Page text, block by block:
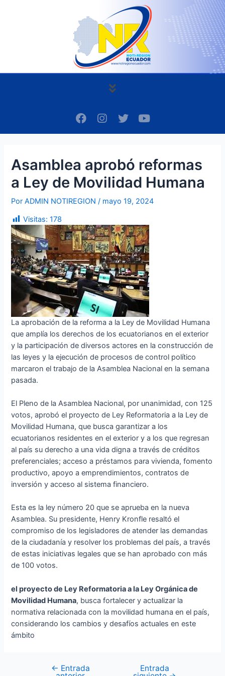
Menú
F
a
c
o
o
k
I
n
s
g
r
a
m
T
w
i
e
r
Y
o
u
b
e
Asamblea aprobó reformas
a Ley de Movilidad Humana
PorADMIN NOTIREGION/ mayo 19, 2024
Visitas: 178
La aprobación de la reforma a la Ley de Movilidad Humana
que amplía los derechos de los ecuatorianos en el exterior
y la participación de diversos actores en la construcción de
las leyes y la ejecución de procesos de control político
marcaron el trabajo de la Asamblea Nacional en la semana
pasada.
El Pleno de la Asamblea Nacional, por unanimidad, con 125
votos, aprobó el proyecto de Ley Reformatoria a la Ley de
Movilidad Humana, que busca garantizar a los
ecuatorianos residentes en el exterior y a los que regresan
al país su derecho a una vida digna a través de créditos
preferenciales; acceso a préstamos para vivienda, fomento
productivo, apoyo a emprendimientos, contratos de
inversión y acceso al sistema financiero.
Esta es la ley número 20 que se aprueba en la nueva
Asamblea. Su presidente, Henry Kronfle resaltó el
compromiso de los legisladores de atender las demandas
de la ciudadanía y resolver los problemas del país, a través
de estas iniciativas legales que se han aprobado con más
de 100 votos.
el proyecto de Ley Reformatoria a la Ley Orgánica de
Movilidad Humana, busca fortalecer y actualizar la
normativa relacionada con la movilidad humana en el país,
considerando los cambios y desafíos actuales en este
ámbito
← Entrada Entrada